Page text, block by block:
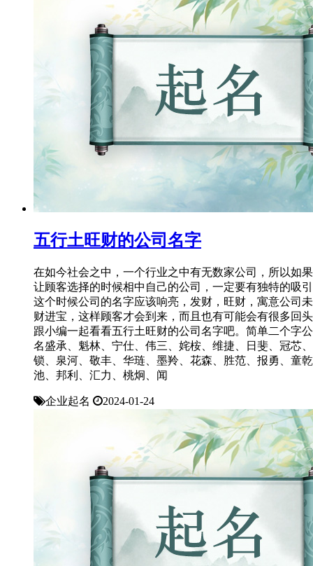
五行土旺财的公司名字
在如今社会之中，一个行业之中有无数家公司，所以如
让顾客选择的时候相中自己的公司，一定要有独特的吸
这个时候公司的名字应该响亮，发财，旺财，寓意公司
财进宝，这样顾客才会到来，而且也有可能会有很多回
跟小编一起看看五行土旺财的公司名字吧。简单二个字
名盛承、魁林、宁仕、伟三、姹桉、维捷、日斐、冠芯
锁、泉河、敬丰、华琏、墨羚、花森、胜范、报勇、童
池、邦利、汇力、桃炯、闻
企业起名 2024-01-24